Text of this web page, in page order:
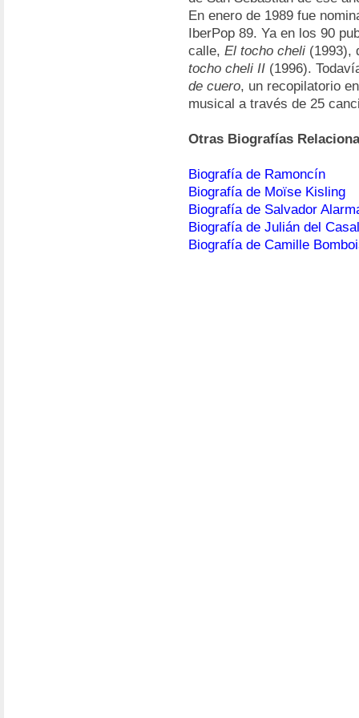
En enero de 1989 fue
IberPop 89. Ya en los 90
calle, El tocho cheli (1993),
tocho cheli II (1996).
de cuero, un recopilatorio
musical a través de 25
Otras Biografías
Biografía de Ramoncín
Biografía de Moïse Kisling
Biografía de Salvador
Biografía de Julián del Casal
Biografía de Camille